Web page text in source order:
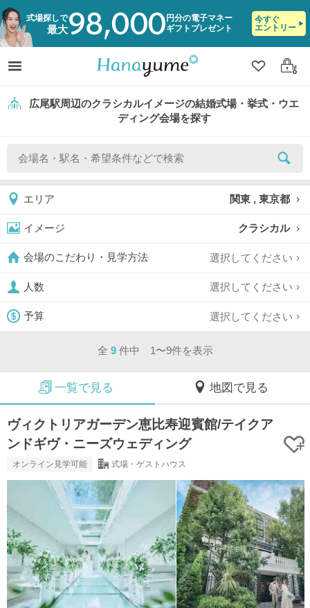
式場探しで
最大98,000 円分の電子マネー
ギフトプレゼント
今すぐ
エントリー
クリップ
ログ
広尾駅周辺のクラシカルイメージの結婚式場・挙式・ウエ
ディング会場を探す
エリア 関東 , 東京都
イメージ クラシカル
会場のこだわり・見学方法 選択してください
人数 選択してください
予算 選択してください
全 9 件中 1〜9件を表示
一覧で見る 地図で見る
ヴィクトリアガーデン恵比寿迎賓館/テイクア
ンドギヴ・ニーズウェディング
オンライン見学可能 式場・ゲストハウス